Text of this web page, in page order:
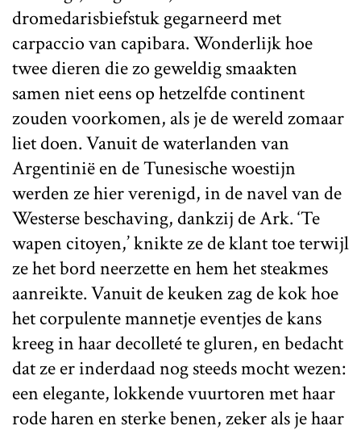
dromedarisbiefstuk gegarneerd met
carpaccio van capibara. Wonderlijk hoe
twee dieren die zo geweldig smaakten
samen niet eens op hetzelfde continent
zouden voorkomen, als je de wereld zomaar
liet doen. Vanuit de waterlanden van
Argentinië en de Tunesische woestijn
werden ze hier verenigd, in de navel van de
Westerse beschaving, dankzij de Ark. ‘Te
wapen citoyen,’ knikte ze de klant toe terwijl
ze het bord neerzette en hem het steakmes
aanreikte. Vanuit de keuken zag de kok hoe
het corpulente mannetje eventjes de kans
kreeg in haar decolleté te gluren, en bedacht
dat ze er inderdaad nog steeds mocht wezen:
een elegante, lokkende vuurtoren met haar
rode haren en sterke benen, zeker als je haar